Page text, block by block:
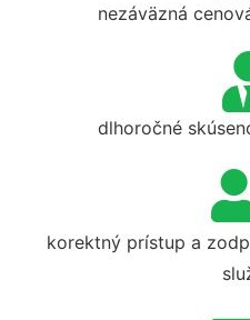
nezáväzná
dlhoročné
korektný prístup a